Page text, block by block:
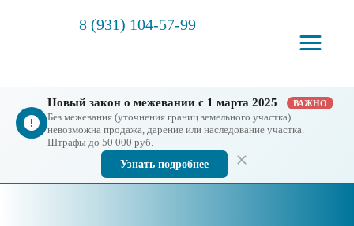
8 (931) 104-57-99
Новый закон о межевании с 1 марта 2025 ВАЖНО
Без межевания (уточнения границ земельного участка)
невозможна продажа, дарение или наследование участка.
Штрафы до 50 000 руб.
Узнать подробнее